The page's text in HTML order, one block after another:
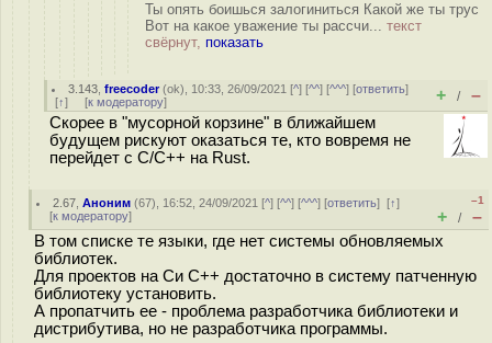
Ты опять боишься залогиниться Какой же ты трус
Вот на какое уважение ты рассчи... текст
свёрнут, показать
3.143 ,freecoder(ok), 10:33, 26/09/2021 [^] [^^] [^^^] [ответить]
[↑] [к модератору] + / –
Скорее в "мусорной корзине" в ближайшем
будущем рискуют оказаться те, кто вовремя не
перейдет с C/C++ на Rust.
2.67 ,Аноним (67), 16:52, 24/09/2021 [^] [^^] [^^^] [ответить][↑]
[к модератору]
–1
+ / –
В том списке те языки, где нет системы обновляемых
библиотек.
Для проектов на Си С++ достаточно в систему патченную
библиотеку установить.
А пропатчить ее - проблема разработчика библиотеки и
дистрибутива, но не разработчика программы.